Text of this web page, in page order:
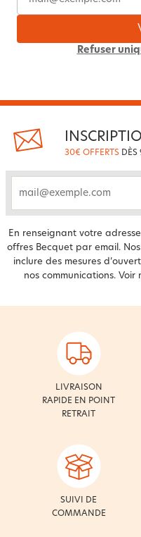
Refuser
30€ OFFERTS DÈS
En renseignant votre
offres Becquet par email.
inclure des mesures
nos communications. Voir
LIVRAISON
RAPIDE EN POINT
RETRAIT
SUIVI DE
COMMANDE